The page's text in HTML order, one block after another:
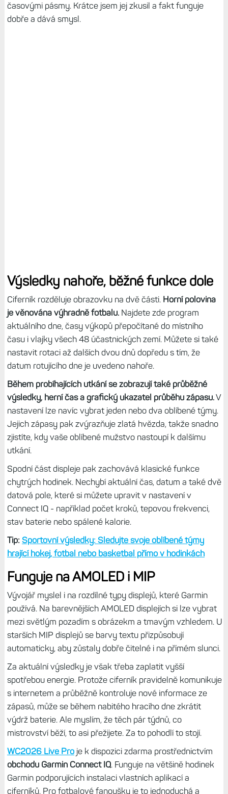
časovými pásmy. Krátce jsem jej zkusil a fakt funguje
dobře a dává smysl.
Výsledky nahoře, běžné funkce dole
Ciferník rozděluje obrazovku na dvě části. Horní polovina
je věnována výhradně fotbalu.Najdete zde program
aktuálního dne, časy výkopů přepočítané do místního
času i vlajky všech 48 účastnických zemí. Můžete si také
nastavit rotaci až dalších dvou dnů dopředu s tím, že
datum rotujícího dne je uvedeno nahoře.
Během probíhajících utkání se zobrazují také průběžné
výsledky, herní čas a grafický ukazatel průběhu zápasu.V
nastavení lze navíc vybrat jeden nebo dva oblíbené týmy.
Jejich zápasy pak zvýrazňuje zlatá hvězda, takže snadno
zjistíte, kdy vaše oblíbené mužstvo nastoupí k dalšímu
utkání.
Spodní část displeje pak zachovává klasické funkce
chytrých hodinek. Nechybí aktuální čas, datum a také dvě
datová pole, které si můžete upravit v nastavení v
Connect IQ - například počet kroků, tepovou frekvenci,
stav baterie nebo spálené kalorie.
Tip: Sportovní výsledky: Sledujte svoje oblíbené týmy
hrající hokej, fotbal nebo basketbal přímo v hodinkách
Funguje na AMOLED i MIP
Vývojář myslel i na rozdílné typy displejů, které Garmin
používá. Na barevnějších AMOLED displejích si lze vybrat
mezi světlým pozadím s obrázekm a tmavým vzhledem. U
starších MIP displejů se barvy textu přizpůsobují
automaticky, aby zůstaly dobře čitelné i na přímém slunci.
Za aktuální výsledky je však třeba zaplatit vyšší
spotřebou energie. Protože ciferník pravidelně komunikuje
s internetem a průběžně kontroluje nové informace ze
zápasů, může se během nabitého hracího dne zkrátit
výdrž baterie. Ale myslím, že těch pár týdnů, co
mistrovství běží, to asi přežijete. Za to pohodlí to stojí.
WC2026 Live Proje k dispozici zdarma prostřednictvím
obchodu Garmin Connect IQ. Funguje na většině hodinek
Garmin podporujících instalaci vlastních aplikací a
ciferníků. Pro fotbalové fanoušky je to jednoduchá a